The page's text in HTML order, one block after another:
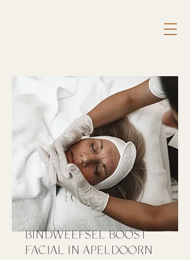
BINDWEEFSEL BOOST
FACIAL IN APELDOORN